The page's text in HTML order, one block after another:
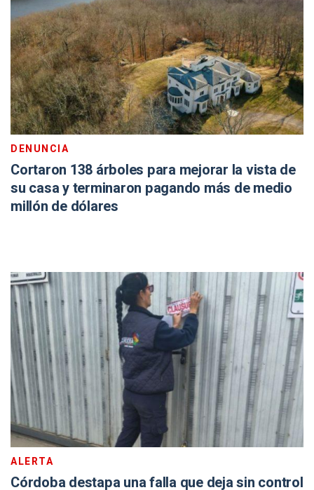
DENUNCIA
Cortaron 138 árboles para mejorar la vista de
su casa y terminaron pagando más de medio
millón de dólares
ALERTA
Córdoba destapa una falla que deja sin control